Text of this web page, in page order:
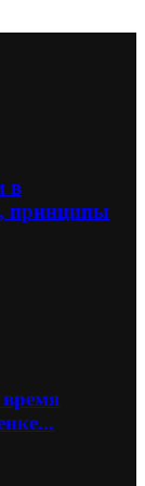
в
принципы